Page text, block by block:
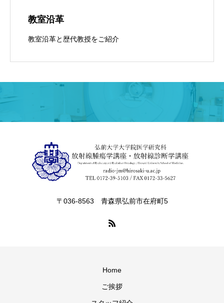
教室沿革
教室沿革と歴代教授をご紹介
〒036-8563 青森県弘前市在府町5
Home
ご挨拶